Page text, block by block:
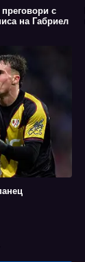
с
на Габриел